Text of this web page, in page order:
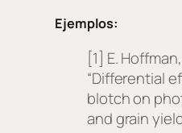
Ejemplos:
[1] E.
“Differential
blotch on
and grain